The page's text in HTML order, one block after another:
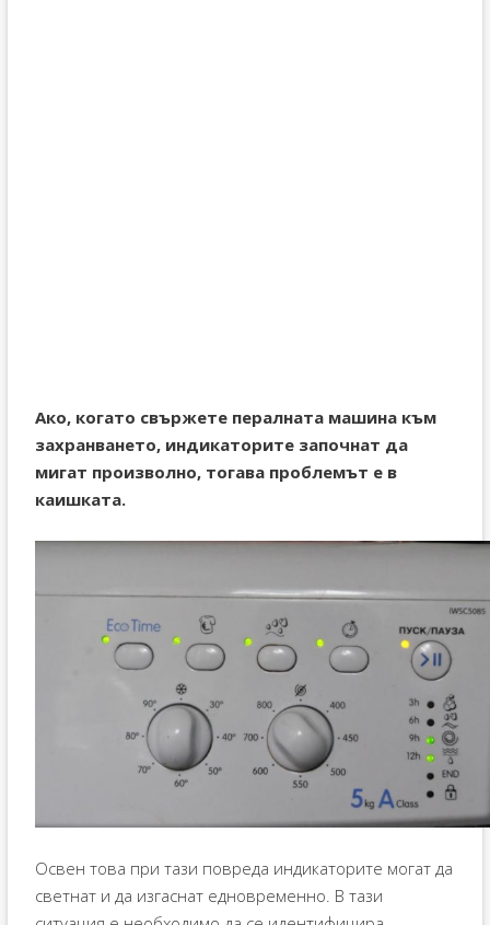
Ако, когато свържете пералната машина към
захранването, индикаторите започнат да
мигат произволно, тогава проблемът е в
каишката.
Освен това при тази повреда индикаторите могат да
светнат и да изгаснат едновременно. В тази